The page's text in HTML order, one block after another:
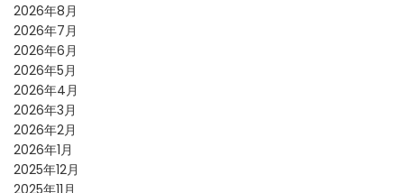
2026年8月
2026年7月
2026年6月
2026年5月
2026年4月
2026年3月
2026年2月
2026年1月
2025年12月
2025年11月